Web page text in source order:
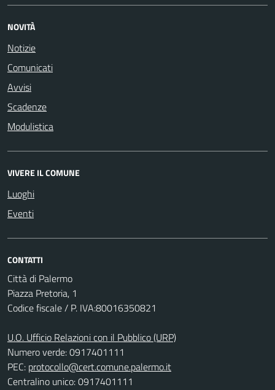
NOVITÀ
Notizie
Comunicati
Avvisi
Scadenze
Modulistica
VIVERE IL COMUNE
Luoghi
Eventi
CONTATTI
Città di Palermo
Piazza Pretoria, 1
Codice fiscale / P. IVA:80016350821
U.O. Ufficio Relazioni con il Pubblico (URP)
Numero verde: 0917401111
PEC: protocollo@cert.comune.palermo.it
Centralino unico: 0917401111